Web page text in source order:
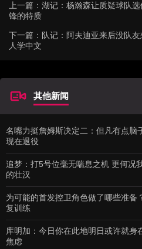
上一篇： 湖记：杨瀚森让质疑球队
锋的特质
下一篇： 队记：阿夫迪亚来后没队
人学中文
其他新闻
名嘴力挺詹姆斯决定二：但凡有点脑
现在退役
追梦：打5号位毫无喘息之机 更何况
的壮汉
为可能的首发控卫角色做了哪些准备
复训练
库明加：今日你在此地明日或许就身
焦虑